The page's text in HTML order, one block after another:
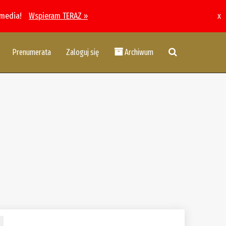
Wspieram TERAZ » x
Prenumerata Zaloguj się Archiwum